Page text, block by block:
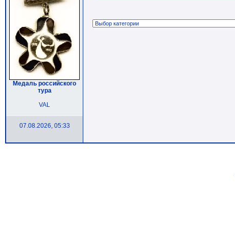
Медаль российского
тура
VAL
07.08.2026, 05:33